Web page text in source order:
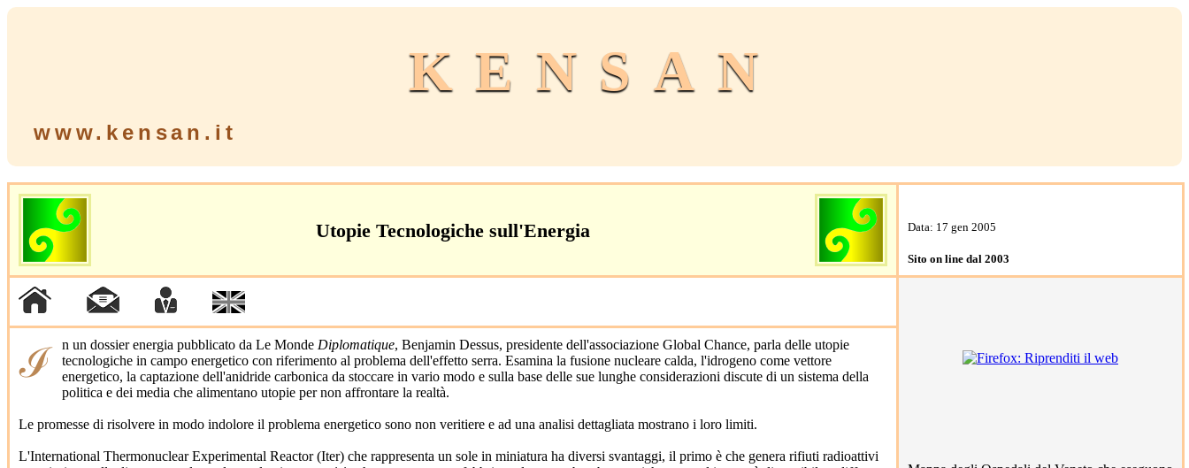
KENSAN
www.kensan.it
Utopie Tecnologiche sull'Energia Data: 17 gen 2005
Sito on line dal 2003
ℐn un dossier energia pubblicato da Le Monde Diplomatique, Benjamin Dessus, presidente dell'associazione Global Chance, parla delle utopie
tecnologiche in campo energetico con riferimento al problema dell'effetto serra. Esamina la fusione nucleare calda, l'idrogeno come vettore
energetico, la captazione dell'anidride carbonica da stoccare in vario modo e sulla base delle sue lunghe considerazioni discute di un sistema della
politica e dei media che alimentano utopie per non affrontare la realtà.
Le promesse di risolvere in modo indolore il problema energetico sono non veritiere e ad una analisi dettagliata mostrano i loro limiti.
L'International Thermonuclear Experimental Reactor (Iter) che rappresenta un sole in miniatura ha diversi svantaggi, il primo è che genera rifiuti radioattivi